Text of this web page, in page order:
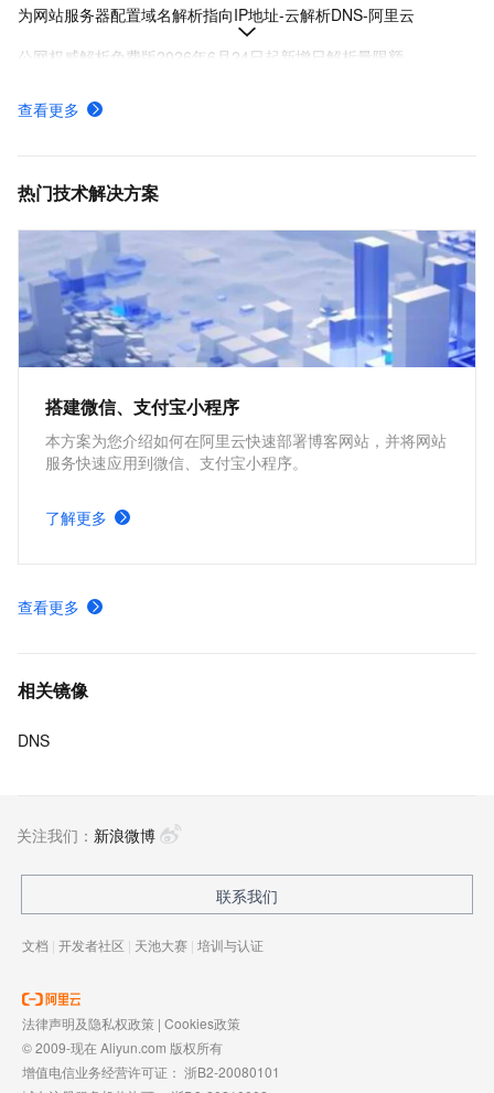
为网站服务器配置域名解析指向IP地址-云解析DNS-阿里云
公网权威解析免费版2026年6月24日起新增日解析量限额
域名解析服务无中断迁移流程-云解析DNS-阿里云
公网权威域名解析管理-公网权威解析-云解析DNS-阿里云
查看更多
热门技术解决方案
搭建微信、支付宝小程序
本方案为您介绍如何在阿里云快速部署博客网站，并将网站
服务快速应用到微信、支付宝小程序。
了解更多
查看更多
相关镜像
DNS
关注我们： 新浪微博
联系我们
文档 | 开发者社区 | 天池大赛 | 培训与认证
法律声明及隐私权政策 | Cookies政策
© 2009-现在 Aliyun.com 版权所有
增值电信业务经营许可证： 浙B2-20080101